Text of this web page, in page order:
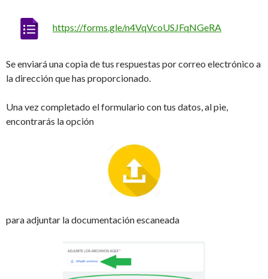
https://forms.gle/n4VqVcoUSJFqNGeRA
Se enviará una copia de tus respuestas por correo electrónico a
la dirección que has proporcionado.
Una vez completado el formulario con tus datos, al pie,
encontrarás la opción
para adjuntar la documentación escaneada